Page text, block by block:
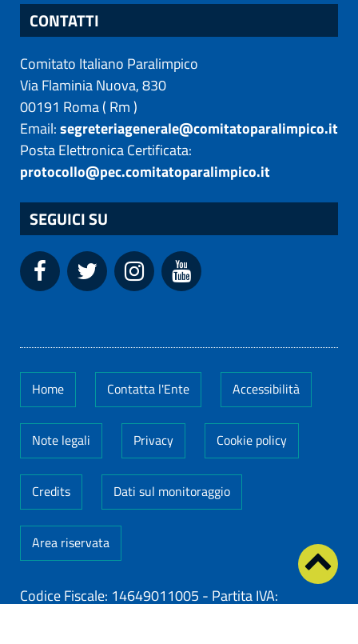
CONTATTI
Comitato Italiano Paralimpico
Via Flaminia Nuova, 830
00191 Roma( Rm)
Email:segreteriagenerale@comitatoparalimpico.it
Posta Elettronica Certificata:
protocollo@pec.comitatoparalimpico.it
SEGUICI SU
Home Contatta l'Ente Accessibilità
Note legali Privacy Cookie policy
Credits Dati sul monitoraggio
Area riservata
Codice Fiscale: 14649011005 - Partita IVA: